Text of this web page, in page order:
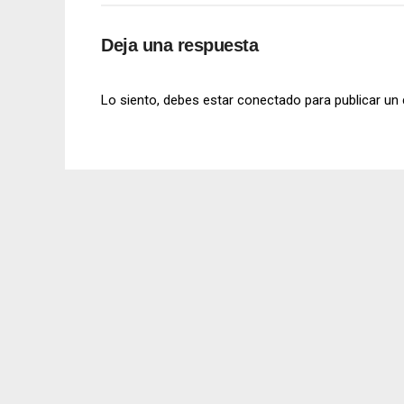
Deja una respuesta
Lo siento, debes estar conectado para publicar un